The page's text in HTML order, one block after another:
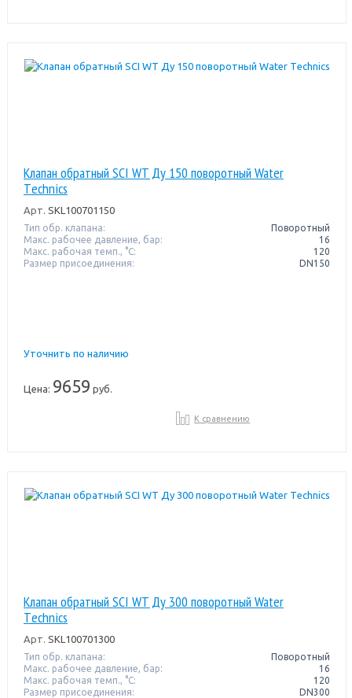
Клапан обратный SCI WT Ду 150 поворотный Water
Тechnics
Арт. SKL100701150
Тип обр. клапана:
Поворотный
Макс. рабочее давление, бар:
16
Макс. рабочая темп., °С:
120
Размер присоединения:
DN150
Уточнить по наличию
Цена: 9659 руб.
К сравнению
Клапан обратный SCI WT Ду 300 поворотный Water
Тechnics
Арт. SKL100701300
Тип обр. клапана:
Поворотный
Макс. рабочее давление, бар:
16
Макс. рабочая темп., °С:
120
Размер присоединения:
DN300